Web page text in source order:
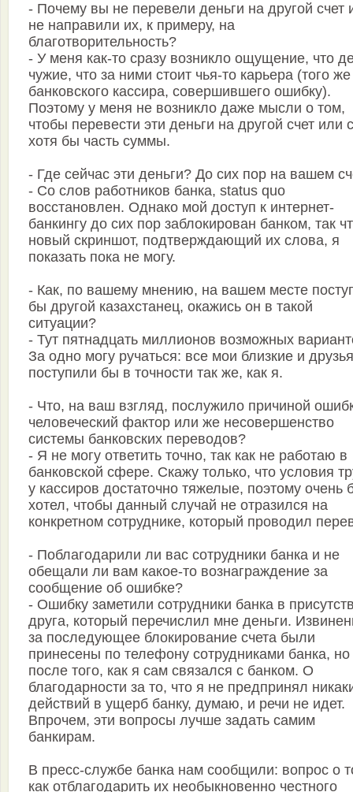
- Почему вы не перевели деньги на другой счет
не направили их, к примеру, на
благотворительность?
- У меня как-то сразу возникло ощущение, что
чужие, что за ними стоит чья-то карьера (того же
банковского кассира, совершившего ошибку).
Поэтому у меня не возникло даже мысли о том,
чтобы перевести эти деньги на другой счет или
хотя бы часть суммы.
- Где сейчас эти деньги? До сих пор на вашем
- Со слов работников банка, status quo
восстановлен. Однако мой доступ к интернет-
банкингу до сих пор заблокирован банком, так
новый скриншот, подтверждающий их слова, я
показать пока не могу.
- Как, по вашему мнению, на вашем месте
бы другой казахстанец, окажись он в такой
ситуации?
- Тут пятнадцать миллионов возможных
За одно могу ручаться: все мои близкие и друзья
поступили бы в точности так же, как я.
- Что, на ваш взгляд, послужило причиной
человеческий фактор или же несовершенство
системы банковских переводов?
- Я не могу ответить точно, так как не работаю в
банковской сфере. Скажу только, что условия
у кассиров достаточно тяжелые, поэтому очень
хотел, чтобы данный случай не отразился на
конкретном сотруднике, который проводил
- Поблагодарили ли вас сотрудники банка и не
обещали ли вам какое-то вознаграждение за
сообщение об ошибке?
- Ошибку заметили сотрудники банка в
друга, который перечислил мне деньги.
за последующее блокирование счета были
принесены по телефону сотрудниками банка,
после того, как я сам связался с банком. О
благодарности за то, что я не предпринял
действий в ущерб банку, думаю, и речи не идет.
Впрочем, эти вопросы лучше задать самим
банкирам.
В пресс-службе банка нам сообщили: вопрос о
как отблагодарить их необыкновенно честного